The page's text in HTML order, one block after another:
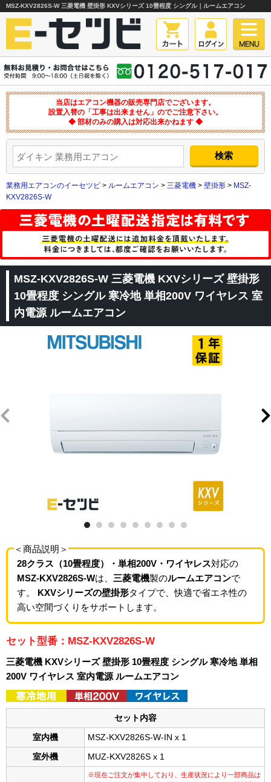
MSZ-KXV2826S-W 三菱電機 壁掛形 KXVシリーズ 10畳程度 シングル｜ルームエアコン
当店はエアコン機器の販売専門店でございます。
設置入替の「工事は出来ません」のでご注意下さい。
◆ 部材のみの購入は対応出来かねます ◆
業務用エアコンのイーセツビ > ルームエアコン > 三菱電機 > 壁掛形 > MSZ-
KXV2826S-W
MSZ-KXV2826S-W 三菱電機 KXVシリーズ 壁掛形
10畳程度 シングル 寒冷地 単相200V ワイヤレス 室
内電源 ルームエアコン
＜商品説明＞
28クラス（10畳程度）・単相200V・ワイヤレス対応の
MSZ-KXV2826S-Wは、 三菱電機製のルームエアコンで
す。 KXVシリーズの壁掛形タイプで、快適で省エネ性の
高い空間づくりをサポートします。
セット型番：MSZ-KXV2826S-W
三菱電機 KXVシリーズ 壁掛形 10畳程度 シングル 寒冷地 単相
200V ワイヤレス 室内電源 ルームエアコン
セット内容
室内機 MSZ-KXV2826S-W-IN x 1
室外機 MUZ-KXV2826S x 1
※現在ご注文が集中しており、生産状況により一部商品は